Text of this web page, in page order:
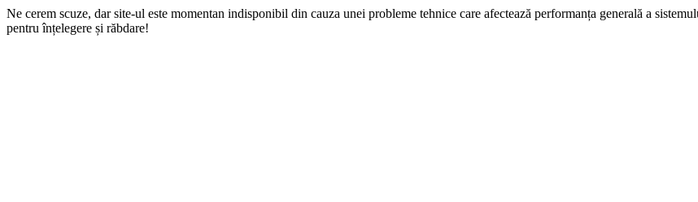
Ne cerem scuze, dar site-ul este momentan indisponibil din cauza unei probleme tehnice care afectează performanța generală a
pentru înțelegere și răbdare!